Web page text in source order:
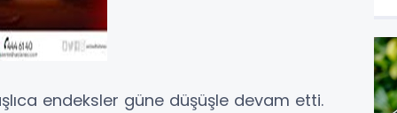
endeksler güne düşüşle devam etti.